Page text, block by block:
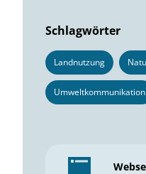
Schlagwörter
Landnutzung
Umweltkommunikation